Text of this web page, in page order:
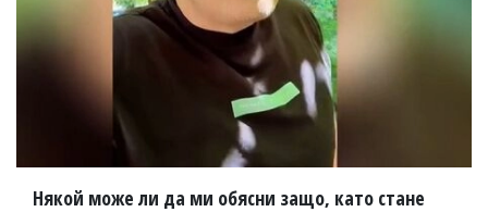
Някой може ли да ми обясни защо, като стане